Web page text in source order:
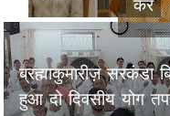
ब्रह्माकुमारीज़ सरकंडा
हुआ दो दिवसीय योग